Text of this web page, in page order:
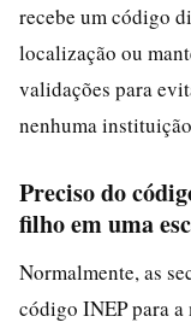
recebe um código
localização ou
validações para
nenhuma
Preciso do
filho em uma
Normalmente, as
código INEP para